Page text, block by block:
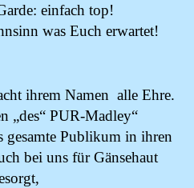
einfach top!
was Euch erwartet!
ihrem Namen alle Ehre.
„des“ PUR-Madley“
gesamte Publikum in ihren
bei uns für Gänsehaut